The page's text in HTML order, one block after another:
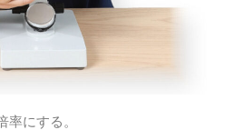
にする。